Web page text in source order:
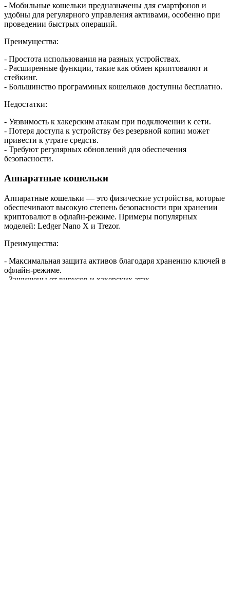
- Мобильные кошельки предназначены для смартфонов и
удобны для регулярного управления активами, особенно при
проведении быстрых операций.
Преимущества:
- Простота использования на разных устройствах.
- Расширенные функции, такие как обмен криптовалют и
стейкинг.
- Большинство программных кошельков доступны бесплатно.
Недостатки:
- Уязвимость к хакерским атакам при подключении к сети.
- Потеря доступа к устройству без резервной копии может
привести к утрате средств.
- Требуют регулярных обновлений для обеспечения
безопасности.
Аппаратные кошельки
Аппаратные кошельки — это физические устройства, которые
обеспечивают высокую степень безопасности при хранении
криптовалют в офлайн-режиме. Примеры популярных
моделей: Ledger Nano X и Trezor.
Преимущества:
- Максимальная защита активов благодаря хранению ключей в
офлайн-режиме.
- Защищены от вирусов и хакерских атак.